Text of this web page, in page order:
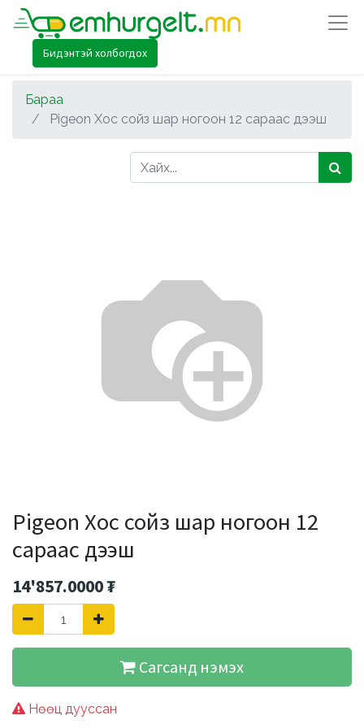
Бидэнтэй холбогдох
Бараа
Pigeon Хос сойз шар ногоон 12 сараас дээш
Pigeon Хос сойз шар ногоон 12
сараас дээш
14'857.0000₮
Сагсанд нэмэх
Нөөц дууссан